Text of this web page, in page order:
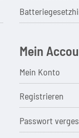
Mein
Mein Konto
Registrieren
Passwort